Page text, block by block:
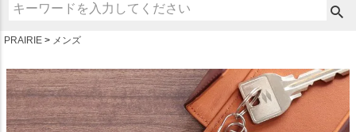
PRAIRIE メンズ